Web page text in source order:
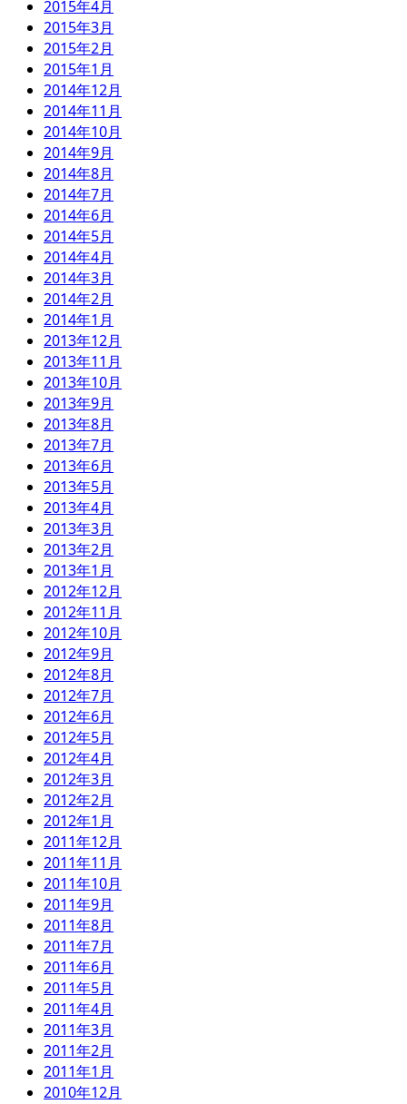
2015年4月
2015年3月
2015年2月
2015年1月
2014年12月
2014年11月
2014年10月
2014年9月
2014年8月
2014年7月
2014年6月
2014年5月
2014年4月
2014年3月
2014年2月
2014年1月
2013年12月
2013年11月
2013年10月
2013年9月
2013年8月
2013年7月
2013年6月
2013年5月
2013年4月
2013年3月
2013年2月
2013年1月
2012年12月
2012年11月
2012年10月
2012年9月
2012年8月
2012年7月
2012年6月
2012年5月
2012年4月
2012年3月
2012年2月
2012年1月
2011年12月
2011年11月
2011年10月
2011年9月
2011年8月
2011年7月
2011年6月
2011年5月
2011年4月
2011年3月
2011年2月
2011年1月
2010年12月